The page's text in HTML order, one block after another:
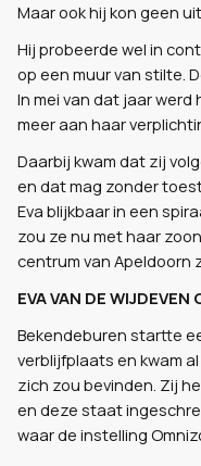
Maar ook hij kon geen
Hij probeerde wel in
op een muur van stilte.
In mei van dat jaar
meer aan haar
Daarbij kwam dat zij
en dat mag zonder
Eva blijkbaar in een
zou ze nu met haar
centrum van Apeldoorn
EVA VAN DE WIJDEVEN
Bekendeburen startte
verblijfplaats en kwam
zich zou bevinden. Zij
en deze staat
waar de instelling